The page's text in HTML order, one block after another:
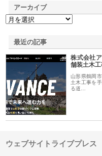
アーカイブ
最近の記事
株式会社
舗装土木
山形県鶴岡
土木工事を
る道…
ウェブサイトライブプレス